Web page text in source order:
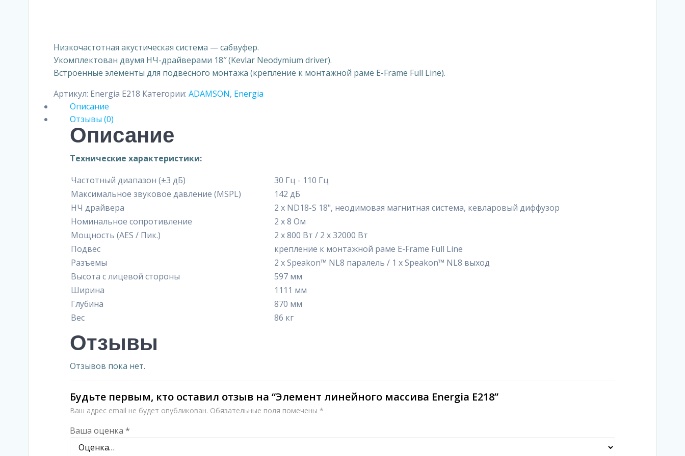
Низкочастотная акустическая система — сабвуфер.
Укомплектован двумя НЧ-драйверами 18″ (Kevlar Neodymium driver).
Встроенные элементы для подвесного монтажа (крепление к монтажной раме E-Frame Full Line).
Артикул: Energia E218 Категории: ADAMSON, Energia
Описание
Отзывы (0)
Описание
Технические характеристики:
Частотный диапазон (±3 дБ)
30 Гц - 110 Гц
Максимальное звуковое давление (MSPL)
142 дБ
НЧ драйвера
2 х ND18-S 18", неодимовая магнитная система, кевларовый диффузор
Номинальное сопротивление
2 х 8 Ом
Мощность (AES / Пик.)
2 х 800 Вт / 2 х 32000 Вт
Подвес
крепление к монтажной раме E-Frame Full Line
Разъемы
2 х Speakon™ NL8 паралель / 1 х Speakon™ NL8 выход
Высота с лицевой стороны
597 мм
Ширина
1111 мм
Глубина
870 мм
Вес
86 кг
Отзывы
Отзывов пока нет.
Будьте первым, кто оставил отзыв на “Элемент линейного массива Energia E218”
Ваш адрес email не будет опубликован. Обязательные поля помечены *
Ваша оценка *